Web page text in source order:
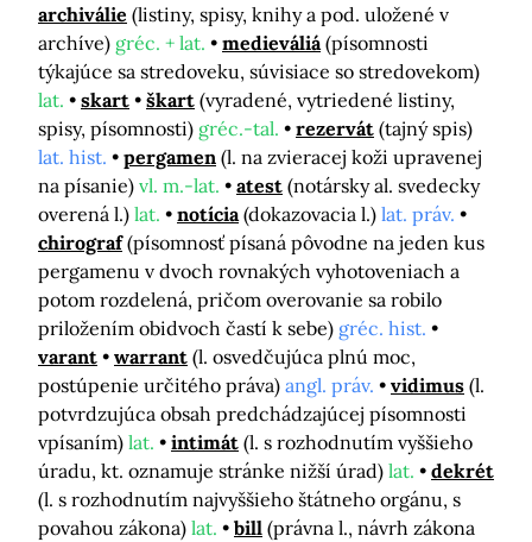
archiválie (listiny, spisy, knihy a pod. uložené v
archíve) gréc. + lat. medieváliá (písomnosti
týkajúce sa stredoveku, súvisiace so stredovekom)
lat.
skart škart (vyradené, vytriedené listiny,
spisy, písomnosti) gréc.-tal. rezervát (tajný spis)
lat. hist.
pergamen (l. na zvieracej koži upravenej
na písanie) vl. m.-lat. atest (notársky al. svedecky
overená l.) lat. notícia (dokazovacia l.) lat. práv.
chirograf (písomnosť písaná pôvodne na jeden kus
pergamenu v dvoch rovnakých vyhotoveniach a
potom rozdelená, pričom overovanie sa robilo
priložením obidvoch častí k sebe) gréc. hist.
varant
warrant (l. osvedčujúca plnú moc,
postúpenie určitého práva) angl. práv. vidimus (l.
potvrdzujúca obsah predchádzajúcej písomnosti
vpísaním) lat. intimát (l. s rozhodnutím vyššieho
úradu, kt. oznamuje stránke nižší úrad) lat.
dekrét
(l. s rozhodnutím najvyššieho štátneho orgánu, s
povahou zákona) lat. bill (právna l., návrh zákona